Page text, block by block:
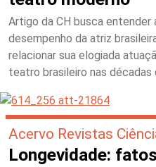
Artigo da CH busca entender
desempenho da atriz
relacionar sua elogiada
teatro brasileiro nas décadas
Acervo Revistas
Longevidade: